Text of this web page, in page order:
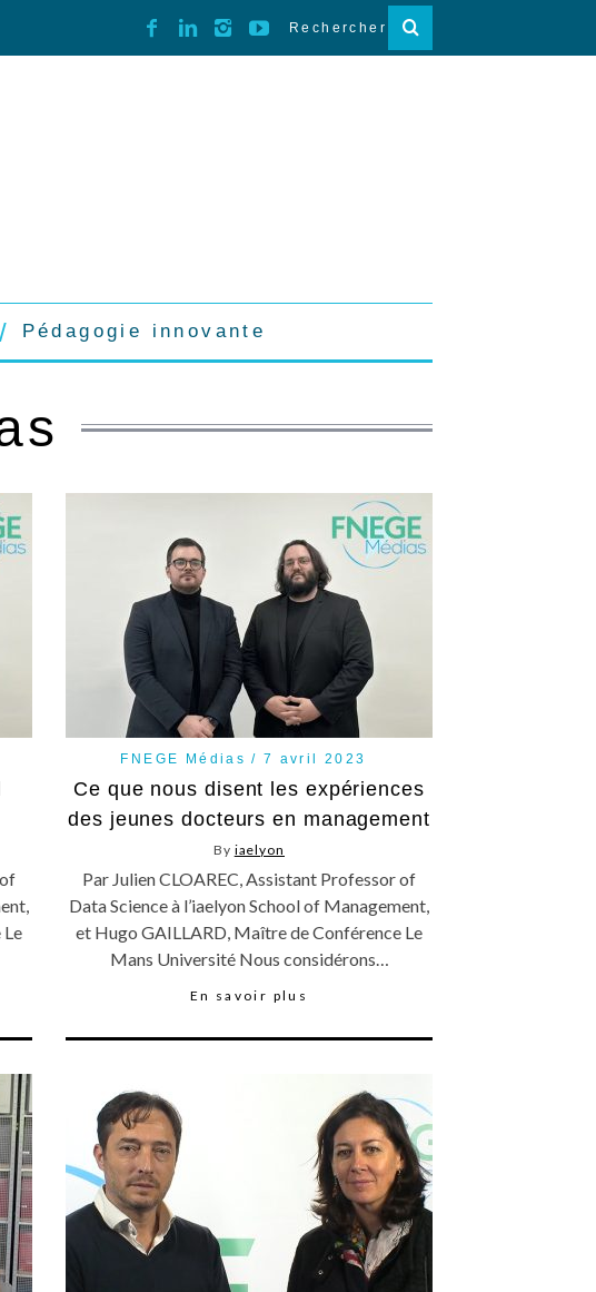
Pédagogie innovante
FNEGE Médias 7 avril 2023
Ce que nous disent les expériences
des jeunes docteurs en management
By iaelyon
Par Julien CLOAREC, Assistant Professor of
Data Science à l’iaelyon School of Management,
et Hugo GAILLARD, Maître de Conférence Le
Mans Université Nous considérons…
En savoir plus